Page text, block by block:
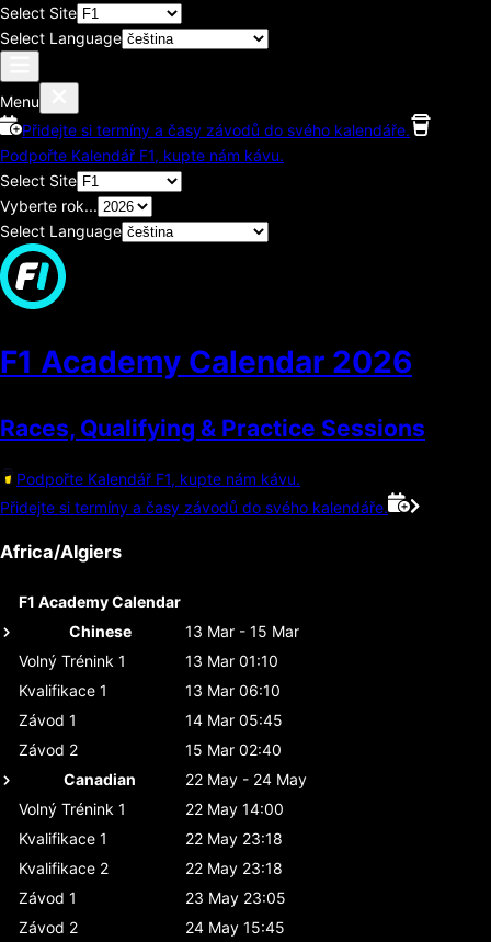
Select Site
Select Language
Menu
Přidejte si termíny a časy závodů do svého kalendáře.
Podpořte Kalendář F1, kupte nám kávu.
Select Site
Vyberte rok...
Select Language
F1 Academy Calendar 2026
Races, Qualifying & Practice Sessions
Podpořte Kalendář F1, kupte nám kávu.
Přidejte si termíny a časy závodů do svého kalendáře.
Africa/Algiers
F1 Academy Calendar
Chinese
13 Mar - 15 Mar
Volný Trénink 1
13 Mar 01:10
Kvalifikace 1
13 Mar 06:10
Závod 1
14 Mar 05:45
Závod 2
15 Mar 02:40
Canadian
22 May - 24 May
Volný Trénink 1
22 May 14:00
Kvalifikace 1
22 May 23:18
Kvalifikace 2
22 May 23:18
Závod 1
23 May 23:05
Závod 2
24 May 15:45